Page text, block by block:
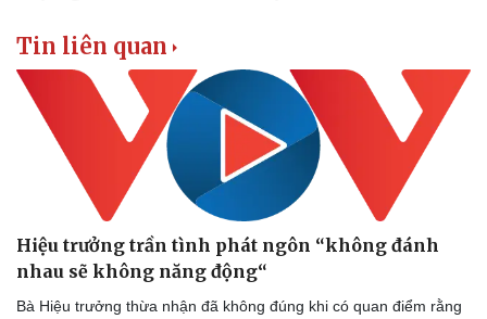
Doanh nghiệp
Thông tin doanh nghiệp
Doanh nghiệp 24h
Doanh nhân
Vì cộng đồng
Công nghệ
Sành điệu
Tin Công nghệ
Trải nghiệm
Chuyển đổi số
Tin liên quan
Hiệu trưởng trần tình phát ngôn “không đánh
nhau sẽ không năng động“
Bà Hiệu trưởng thừa nhận đã không đúng khi có quan điểm rằng